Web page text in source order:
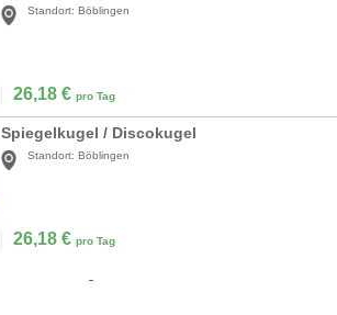
Standort: Böblingen
26,18 € pro Tag
Spiegelkugel / Discokugel
Standort: Böblingen
26,18 € pro Tag